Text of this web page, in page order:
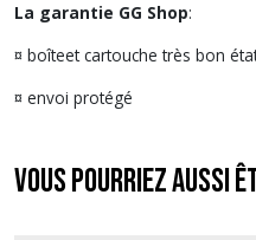
La garantie GG Shop:
¤ boîteet cartouche très bon
¤ envoi protégé
Vous pourriez aussi